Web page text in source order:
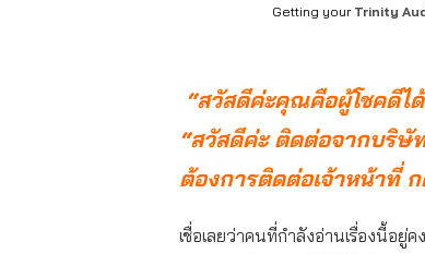
Getting your Trinity
“สวัสดีค่ะคุณคือผู้โชคดีไ
“สวัสดีค่ะ ติดต่อจากบริ
ต้องการติดต่อเจ้าหน้าที่ ก
เชื่อเลยว่าคนที่กำลังอ่านเรื่องนี้อ